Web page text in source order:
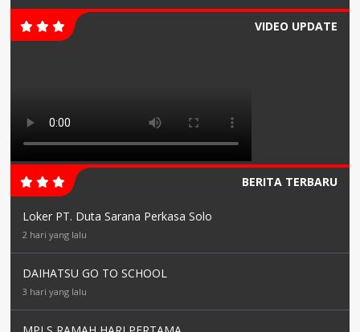
VIDEO UPDATE
BERITA TERBARU
Loker PT. Duta Sarana Perkasa Solo
2 hari yang lalu
DAIHATSU GO TO SCHOOL
3 hari yang lalu